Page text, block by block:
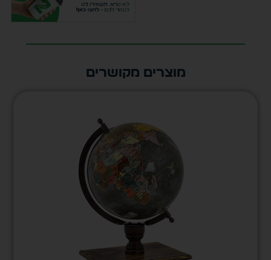
מוצרים מקושרים